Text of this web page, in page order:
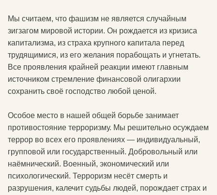
Мы считаем, что фашизм не является случайным
зигзагом мировой истории. Он рождается из кризиса
капитализма, из страха крупного капитала перед
трудящимися, из его желания порабощать и угнетать.
Все проявления крайней реакции имеют главным
источником стремление финансовой олигархии
сохранить своё господство любой ценой.
Особое место в нашей общей борьбе занимает
противостояние терроризму. Мы решительно осуждаем
террор во всех его проявлениях — индивидуальный,
групповой или государственный. Добровольный или
наёмнический. Военный, экономический или
психологический. Терроризм несёт смерть и
разрушения, калечит судьбы людей, порождает страх и